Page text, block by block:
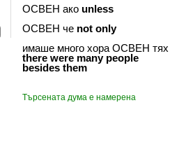
ОСВЕН ако unless
ОСВЕН че not only
имаше много хора ОСВЕН тях
there were many people
besides them
Търсената дума е намерена